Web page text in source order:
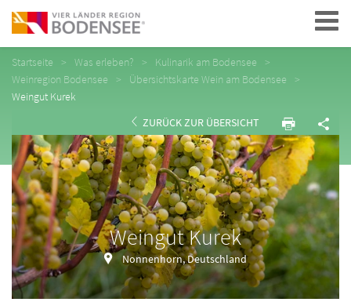
Navigation
Startseite Was erleben?
Kulinarik am Bodensee
Weinregion Bodensee
Übersichtskarte Wein am Bodensee
Weingut Kurek
ZURÜCK ZUR ÜBERSICHT
Weingut Kurek
Nonnenhorn, Deutschland